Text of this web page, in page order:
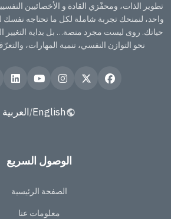
تطوير الذات، ومحفّزي القادة و الأخصائيين
واحد، لنمنحك تجربة شاملة لكل ما تحتاجه نفسك
حياتك. روى ليست مجرد منصة… بل بداية التغيير
نحو التوازن النفسي، تنمية المهارات،
English
/العربية
الوصول السريع
الصفحة الرئيسية
معلومات عنا